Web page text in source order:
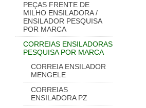
PEÇAS FRENTE DE
MILHO ENSILADORA /
ENSILADOR PESQUISA
POR MARCA
CORREIAS ENSILADORAS
PESQUISA POR MARCA
CORREIA ENSILADOR
MENGELE
CORREIAS
ENSILADORA PZ